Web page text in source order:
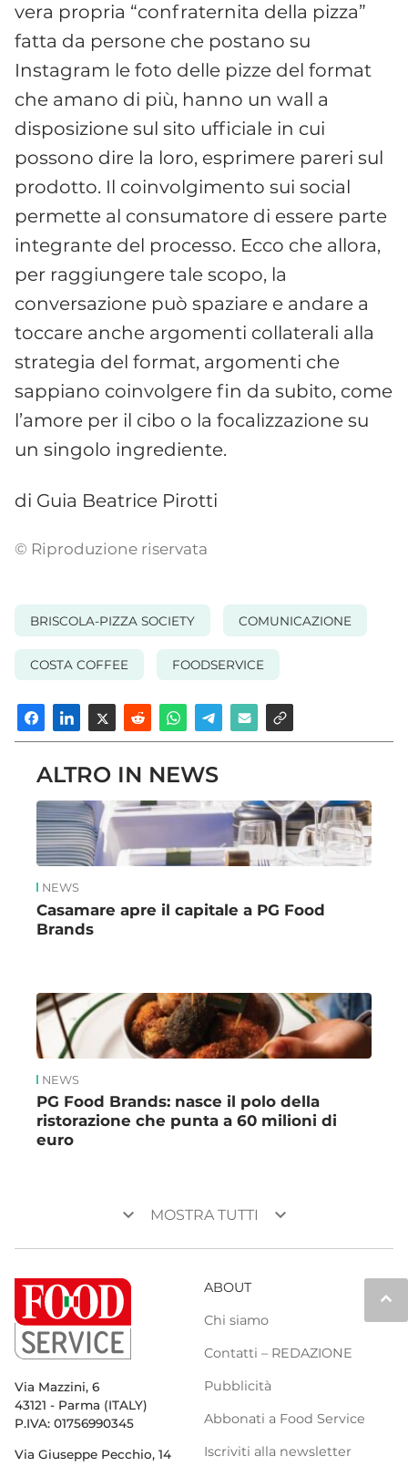
vera propria “confraternita della pizza”
fatta da persone che postano su
Instagram le foto delle pizze del format
che amano di più, hanno un wall a
disposizione sul sito ufficiale in cui
possono dire la loro, esprimere pareri sul
prodotto. Il coinvolgimento sui social
permette al consumatore di essere parte
integrante del processo. Ecco che allora,
per raggiungere tale scopo, la
conversazione può spaziare e andare a
toccare anche argomenti collaterali alla
strategia del format, argomenti che
sappiano coinvolgere fin da subito, come
l’amore per il cibo o la focalizzazione su
un singolo ingrediente.
di Guia Beatrice Pirotti
© Riproduzione riservata
BRISCOLA-PIZZA SOCIETY COMUNICAZIONE
COSTA COFFEE FOODSERVICE
ALTRO IN NEWS
NEWS
Casamare apre il capitale a PG Food
Brands
NEWS
PG Food Brands: nasce il polo della
ristorazione che punta a 60 milioni di
euro
keyboard_arrow_down MOSTRA TUTTI keyboard_arrow_down
keyboard_arrow_up
Via Mazzini, 6
43121 - Parma (ITALY)
P.IVA: 01756990345
Via Giuseppe Pecchio, 14
ABOUT
Chi siamo
Contatti – REDAZIONE
Pubblicità
Abbonati a Food Service
Iscriviti alla newsletter